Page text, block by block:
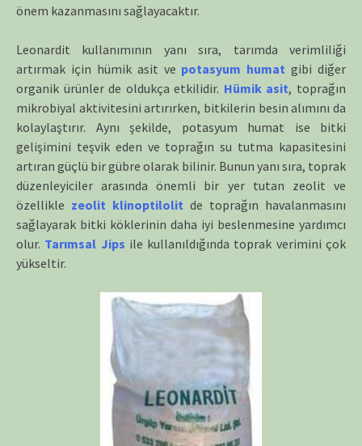
önem kazanmasını sağlayacaktır.
Leonardit kullanımının yanı sıra, tarımda verimliliği
artırmak için hümik asit ve potasyum humat gibi diğer
organik ürünler de oldukça etkilidir. Hümik asit, toprağın
mikrobiyal aktivitesini artırırken, bitkilerin besin alımını da
kolaylaştırır. Aynı şekilde, potasyum humat ise bitki
gelişimini teşvik eden ve toprağın su tutma kapasitesini
artıran güçlü bir gübre olarak bilinir. Bunun yanı sıra, toprak
düzenleyiciler arasında önemli bir yer tutan zeolit ve
özellikle zeolit klinoptilolit de toprağın havalanmasını
sağlayarak bitki köklerinin daha iyi beslenmesine yardımcı
olur. Tarımsal Jips ile kullanıldığında toprak verimini çok
yükseltir.